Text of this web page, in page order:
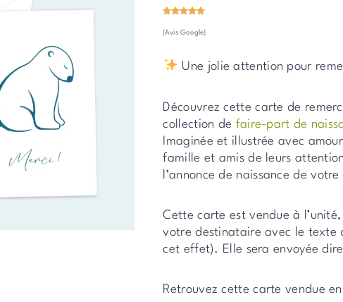
(Avis Google)
Une jolie attention pour
Découvrez cette carte de
collection de faire-part de
Imaginée et illustrée avec
famille et amis de leurs
l’annonce de naissance de votre
Cette carte est vendue à
votre destinataire avec le texte
cet effet). Elle sera envoyée
Retrouvez cette carte vendue